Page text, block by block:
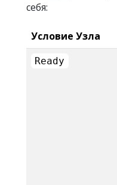
себя:
Условие Узла
Ready